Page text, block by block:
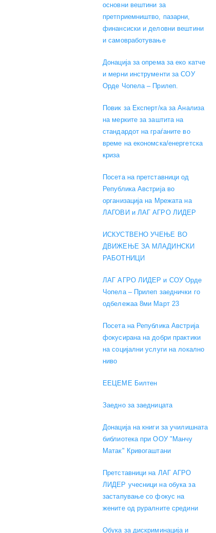
основни вештини за
претприемништво, пазарни,
финансиски и деловни вештини
и самовработување
Донација за опрема за еко катче
и мерни инструменти за СОУ
Орде Чопела – Прилеп.
Повик за Експерт/ка за Анализа
на мерките за заштита на
стандардот на граѓаните во
време на економска/енергетска
криза
Посета на претставници од
Република Австрија во
организација на Мрежата на
ЛАГОВИ и ЛАГ АГРО ЛИДЕР
ИСКУСТВЕНО УЧЕЊЕ ВО
ДВИЖЕЊЕ ЗА МЛАДИНСКИ
РАБОТНИЦИ
ЛАГ АГРО ЛИДЕР и СОУ Орде
Чопела – Прилеп заеднички го
одбележаа 8ми Март 23
Посета на Република Австрија
фокусирана на добри практики
на социјални услуги на локално
ниво
EEЦЕМЕ Билтен
Заедно за заедницата
Донација на книги за училишната
библиотека при ООУ "Манчу
Матак" Кривогаштани
Претставници на ЛАГ АГРО
ЛИДЕР учесници на обука за
застапување со фокус на
жените од руралните средини
Обука за дискриминација и